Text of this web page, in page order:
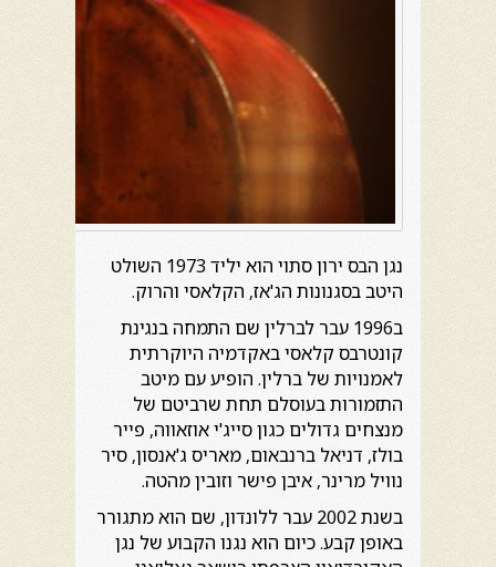
נגן הבס ירון סתוי הוא יליד 1973 השולט
היטב בסגנונות הג'אז, הקלאסי והרוק.
ב1996 עבר לברלין שם התמחה בנגינת
קונטרבס קלאסי באקדמיה היוקרתית
לאמנויות של ברלין. הופיע עם מיטב
התזמורות בעוסלם תחת שרביטם של
מנצחים גדולים כגון סייג'י אוזאווה, פייר
בולז, דניאל ברנבאום, מאריס ג'אנסון, סיר
נוויל מרינר, איבן פישר וזובין מהטה.
בשנת 2002 עבר ללונדון, שם הוא מתגורר
באופן קבע. כיום הוא נגנו הקבוע של נגן